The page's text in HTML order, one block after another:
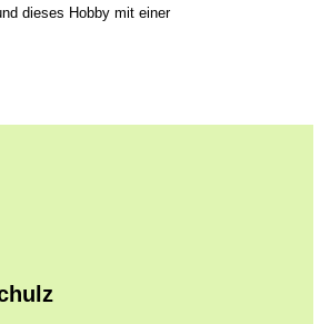
dieses Hobby mit einer